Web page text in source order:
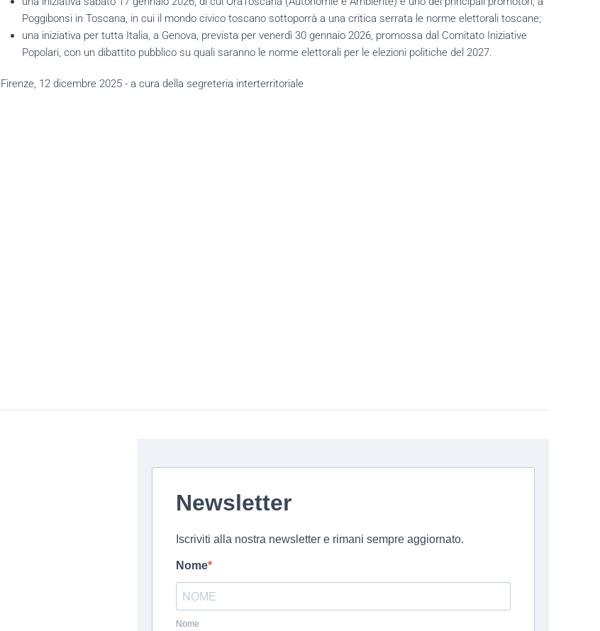
Poggibonsi in Toscana, in cui il mondo civico toscano sottoporrà a una critica serrata le norme elettorali toscane;
una iniziativa per tutta Italia, a Genova, prevista per venerdì 30 gennaio 2026, promossa dal Comitato Iniziative
Popolari, con un dibattito pubblico su quali saranno le norme elettorali per le elezioni politiche del 2027.
Firenze, 12 dicembre 2025 - a cura della segreteria interterritoriale